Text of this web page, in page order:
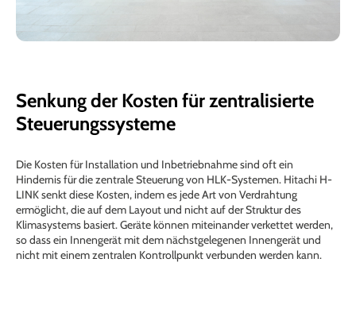
Senkung der Kosten für zentralisierte
Steuerungssysteme
Die Kosten für Installation und Inbetriebnahme sind oft ein
Hindernis für die zentrale Steuerung von HLK-Systemen. Hitachi H-
LINK senkt diese Kosten, indem es jede Art von Verdrahtung
ermöglicht, die auf dem Layout und nicht auf der Struktur des
Klimasystems basiert. Geräte können miteinander verkettet werden,
so dass ein Innengerät mit dem nächstgelegenen Innengerät und
nicht mit einem zentralen Kontrollpunkt verbunden werden kann.